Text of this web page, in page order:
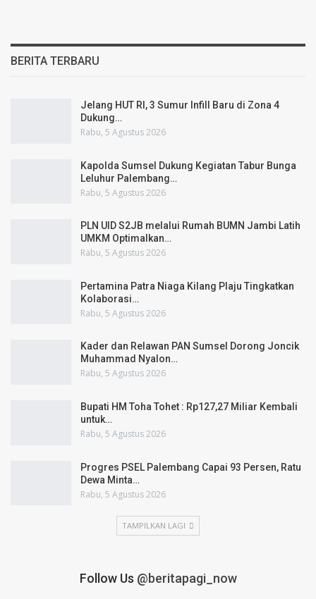
BERITA TERBARU
Jelang HUT RI, 3 Sumur Infill Baru di Zona 4
Dukung…
Rabu, 5 Agustus 2026
Kapolda Sumsel Dukung Kegiatan Tabur Bunga
Leluhur Palembang…
Rabu, 5 Agustus 2026
PLN UID S2JB melalui Rumah BUMN Jambi Latih
UMKM Optimalkan…
Rabu, 5 Agustus 2026
Pertamina Patra Niaga Kilang Plaju Tingkatkan
Kolaborasi…
Rabu, 5 Agustus 2026
Kader dan Relawan PAN Sumsel Dorong Joncik
Muhammad Nyalon…
Rabu, 5 Agustus 2026
Bupati HM Toha Tohet : Rp127,27 Miliar Kembali
untuk…
Rabu, 5 Agustus 2026
Progres PSEL Palembang Capai 93 Persen, Ratu
Dewa Minta…
Rabu, 5 Agustus 2026
TAMPILKAN LAGI
Follow Us @beritapagi_now